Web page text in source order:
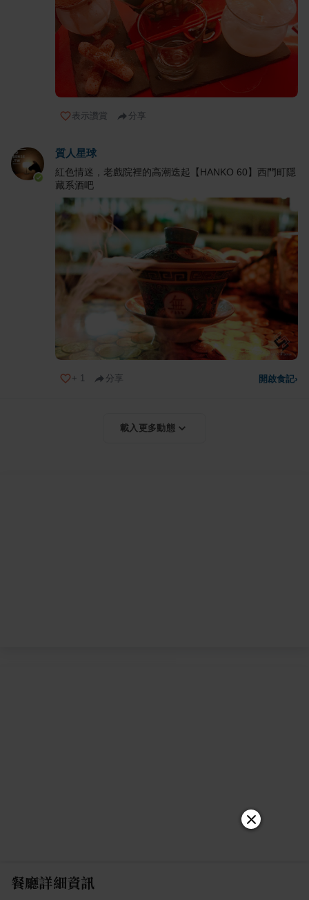
表示讚賞 分享
質人星球
紅色情迷，老戲院裡的高潮迭起【HANKO 60】西門町隱
藏系酒吧
+ 1 分享 開啟食記›
載入更多動態
餐廳詳細資訊